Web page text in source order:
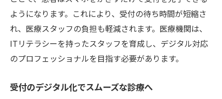
ようになります。これにより、受付の待ち時間が短縮さ
れ、医療スタッフの負担も軽減されます。医療機関は、
ITリテラシーを持ったスタッフを育成し、デジタル対応
のプロフェッショナルを目指す必要があります。
受付のデジタル化でスムーズな診療へ